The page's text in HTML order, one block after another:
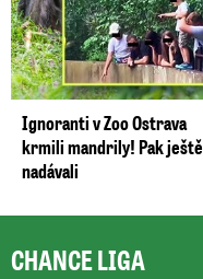
Ignoranti v Zoo Ostrava
krmili mandrily! Pak ještě
nadávali
CHANCE LIGA